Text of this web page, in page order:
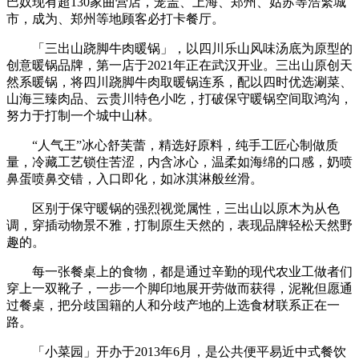
市，成为、郑州等地顾客必打卡餐厅。
「三出山跷脚牛肉暖锅」，以四川乐山风味汤底为原型的
创意暖锅品牌，第一店于2021年正在武汉开业。三出山原创天
然系暖锅，将四川跷脚牛肉取暖锅连系，配以四时优选涮菜、
山海三臻肉品、云贵川特色小吃，打破保守暖锅空间取鸿沟，
努力于打制一个城中山林。
“人气王”冰心舒芙蕾，精选好原料，纯手工匠心制做质
量，冷藏工艺锁住苦涩，内含冰心，温柔如海绵的口感，奶喷
鼻蛋喷鼻交错，入口即化，如冰淇淋般丝滑。
区别于保守暖锅的强烈视觉属性，三出山以原木为从色
调，穿插动物景不雅，打制原生天然的，表现品牌轻松天然野
趣的。
每一张餐桌上的食物，都是通过辛勤的现代农业工做者们
穿上一双靴子，一步一个脚印地展开劳做而获得，泥靴但愿通
过餐桌，把分歧国籍的人和分歧产地的上选食材联系正在一
路。
「小菜园」开办于2013年6月，是公共便平易近中式餐饮